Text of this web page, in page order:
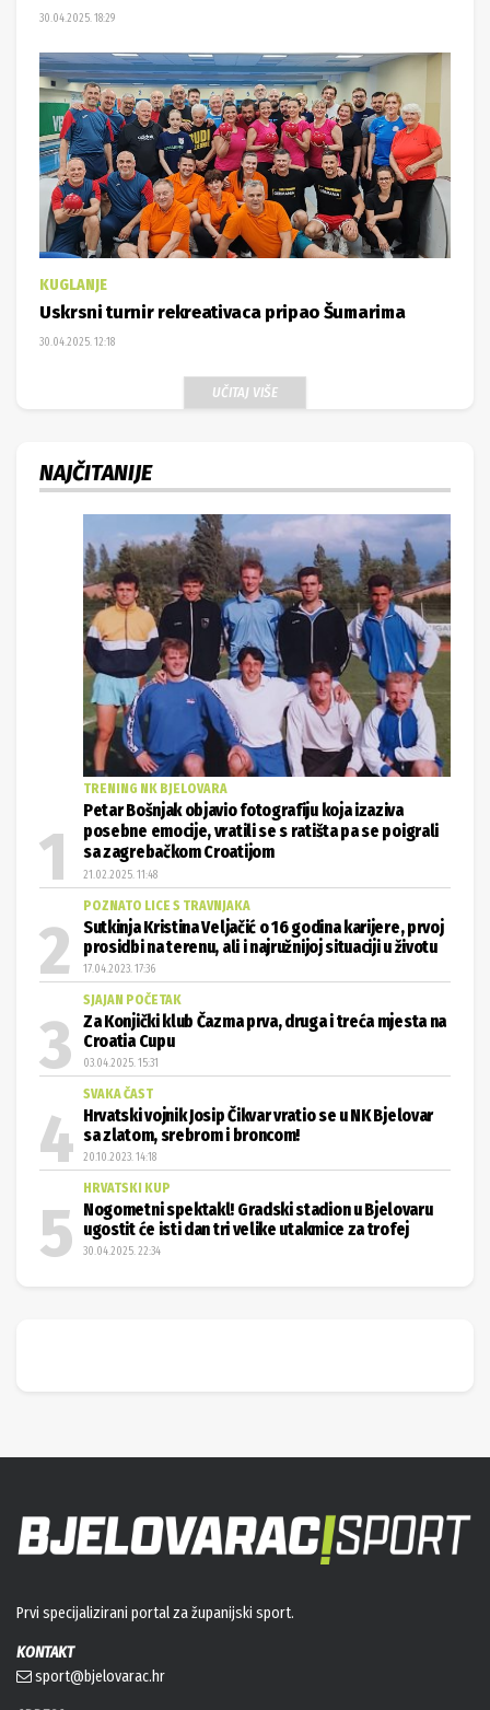
30.04.2025. 18:29
KUGLANJE
Uskrsni turnir rekreativaca pripao Šumarima
30.04.2025. 12:18
UČITAJ VIŠE
NAJČITANIJE
TRENING NK BJELOVARA
Petar Bošnjak objavio fotografiju koja izaziva
posebne emocije, vratili se s ratišta pa se poigrali
sa zagrebačkom Croatijom
21.02.2025. 11:48
POZNATO LICE S TRAVNJAKA
Sutkinja Kristina Veljačić o 16 godina karijere, prvoj
prosidbi na terenu, ali i najružnijoj situaciji u životu
17.04.2023. 17:36
SJAJAN POČETAK
Za Konjički klub Čazma prva, druga i treća mjesta na
Croatia Cupu
03.04.2025. 15:31
SVAKA ČAST
Hrvatski vojnik Josip Čikvar vratio se u NK Bjelovar
sa zlatom, srebrom i broncom!
20.10.2023. 14:18
HRVATSKI KUP
Nogometni spektakl! Gradski stadion u Bjelovaru
ugostit će isti dan tri velike utakmice za trofej
30.04.2025. 22:34
Prvi specijalizirani portal za županijski sport.
KONTAKT
sport@bjelovarac.hr